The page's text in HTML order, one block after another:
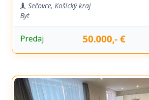
Sečovce, Košický kraj
Byt
Predaj 50.000,- €